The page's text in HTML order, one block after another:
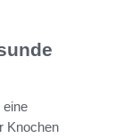
eine
Knochen